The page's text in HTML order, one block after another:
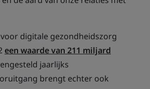
digitale gezondheidszorg
een waarde van 211 miljard
jaarlijks
brengt echter ook